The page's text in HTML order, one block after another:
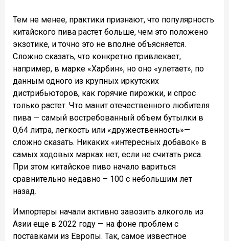
Тем не менее, практики признают, что популярность
китайского пива растет больше, чем это положено
экзотике, и точно это не вполне объясняется.
Сложно сказать, что конкретно привлекает,
например, в марке «Харбин», но оно «улетает», по
данным одного из крупных иркутских
дистрибьюторов, как горячие пирожки, и спрос
только растет. Что манит отечественного любителя
пива — самый востребованный объем бутылки в
0,64 литра, легкость или «дружественность»—
сложно сказать. Никаких «интересных добавок» в
самых ходовых марках нет, если не считать риса.
При этом китайское пиво начало вариться
сравнительно недавно – 100 с небольшим лет
назад.
Импортеры начали активно завозить алкоголь из
Азии еще в 2022 году — на фоне проблем с
поставками из Европы. Так, самое известное